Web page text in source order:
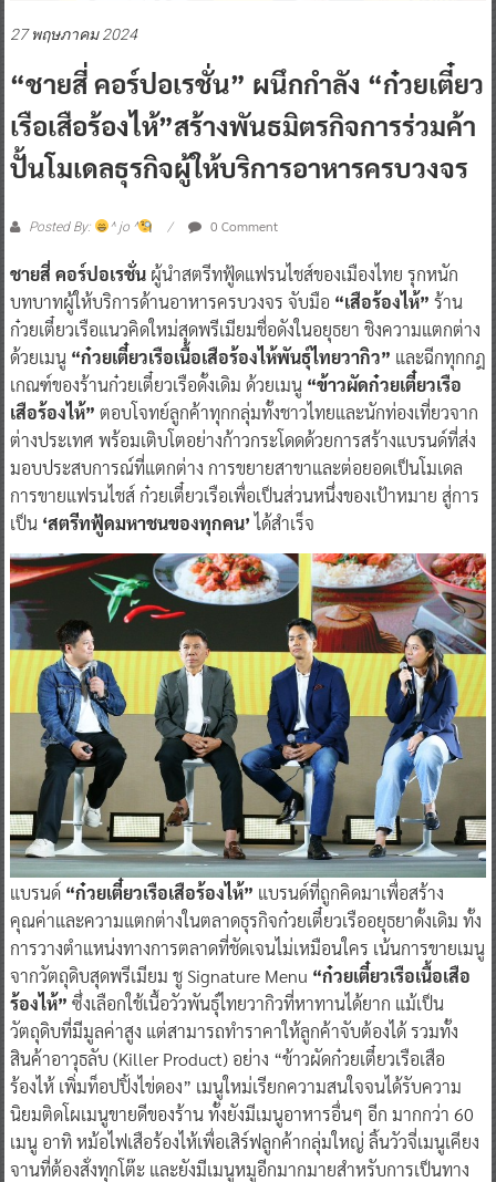
27 พฤษภาคม 2024
“ชายสี่ คอร์ปอเรชั่น” ผนึกกำลัง “ก๋วยเตี๋ยว
เรือเสือร้องไห้”สร้างพันธมิตรกิจการร่วมค้า
ปั้นโมเดลธุรกิจผู้ให้บริการอาหารครบวงจร
Posted By: ^ jo ^ 0 Comment
ชายสี่ คอร์ปอเรชั่นผู้นำสตรีทฟู้ดแฟรนไชส์ของเมืองไทย รุกหนัก
บทบาทผู้ให้บริการด้านอาหารครบวงจร จับมือ “เสือร้องไห้” ร้าน
ก๋วยเตี๋ยวเรือแนวคิดใหม่สุดพรีเมียมชื่อดังในอยุธยา ชิงความแตกต่าง
ด้วยเมนู “ก๋วยเตี๋ยวเรือเนื้อเสือร้องไห้พันธุ์ไทยวากิว” และฉีกทุกกฎ
เกณฑ์ของร้านก๋วยเตี๋ยวเรือดั้งเดิม ด้วยเมนู “ข้าวผัดก๋วยเตี๋ยวเรือ
เสือร้องไห้” ตอบโจทย์ลูกค้าทุกกลุ่มทั้งชาวไทยและนักท่องเที่ยวจาก
ต่างประเทศ พร้อมเติบโตอย่างก้าวกระโดดด้วยการสร้างแบรนด์ที่ส่ง
มอบประสบการณ์ที่แตกต่าง การขยายสาขาและต่อยอดเป็นโมเดล
การขายแฟรนไชส์ ก๋วยเตี๋ยวเรือเพื่อเป็นส่วนหนึ่งของเป้าหมาย สู่การ
เป็น ‘สตรีทฟู้ดมหาชนของทุกคน’ได้สำเร็จ
แบรนด์ “ก๋วยเตี๋ยวเรือเสือร้องไห้” แบรนด์ที่ถูกคิดมาเพื่อสร้าง
คุณค่าและความแตกต่างในตลาดธุรกิจก๋วยเตี๋ยวเรืออยุธยาดั้งเดิม ทั้ง
การวางตำแหน่งทางการตลาดที่ชัดเจนไม่เหมือนใคร เน้นการขายเมนู
จากวัตถุดิบสุดพรีเมียม ชู Signature Menu “ก๋วยเตี๋ยวเรือเนื้อเสือ
ร้องไห้” ซึ่งเลือกใช้เนื้อวัวพันธุ์ไทยวากิวที่หาทานได้ยาก แม้เป็น
วัตถุดิบที่มีมูลค่าสูง แต่สามารถทำราคาให้ลูกค้าจับต้องได้ รวมทั้ง
สินค้าอาวุธลับ (Killer Product) อย่าง “ข้าวผัดก๋วยเตี๋ยวเรือเสือ
ร้องไห้ เพิ่มท็อปปิ้งไข่ดอง” เมนูใหม่เรียกความสนใจจนได้รับความ
นิยมติดโผเมนูขายดีของร้าน ทั้งยังมีเมนูอาหารอื่นๆ อีก มากกว่า 60
เมนู อาทิ หม้อไฟเสือร้องไห้เพื่อเสิร์ฟลูกค้ากลุ่มใหญ่ ลิ้นวัวจี่เมนูเคียง
จานที่ต้องสั่งทุกโต๊ะ และยังมีเมนูหมูอีกมากมายสำหรับการเป็นทาง